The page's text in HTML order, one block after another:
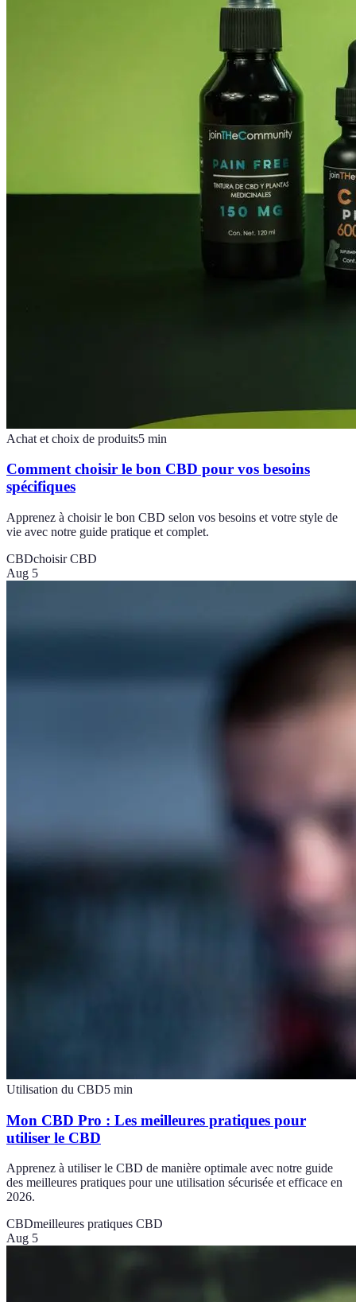
Achat et choix de produits5 min
Comment choisir le bon CBD pour vos besoins
spécifiques
Apprenez à choisir le bon CBD selon vos besoins et votre style de
vie avec notre guide pratique et complet.
CBDchoisir CBD
Aug 5
Utilisation du CBD5 min
Mon CBD Pro : Les meilleures pratiques pour
utiliser le CBD
Apprenez à utiliser le CBD de manière optimale avec notre guide
des meilleures pratiques pour une utilisation sécurisée et efficace en
2026.
CBDmeilleures pratiques CBD
Aug 5